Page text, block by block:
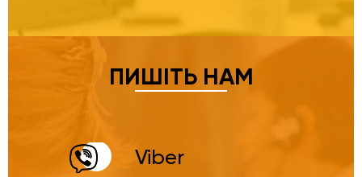
ПИШІТЬ НАМ
Viber